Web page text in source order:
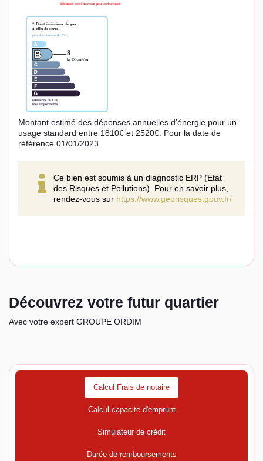
Montant estimé des dépenses annuelles d'énergie pour un
usage standard entre 1810€ et 2520€. Pour la date de
référence 01/01/2023.
Ce bien est soumis à un diagnostic ERP (État
des Risques et Pollutions). Pour en savoir plus,
rendez-vous sur https://www.georisques.gouv.fr/
Découvrez votre futur quartier
Avec votre expert GROUPE ORDIM
Calcul Frais de notaire
Calcul capacité d'emprunt
Simulateur de crédit
Durée de remboursements